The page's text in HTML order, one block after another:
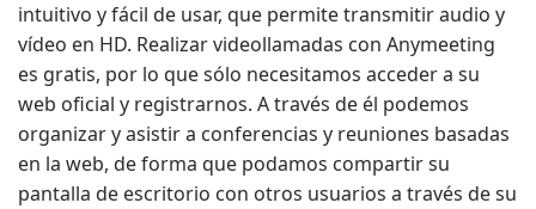
intuitivo y fácil de usar, que permite transmitir audio y
vídeo en HD. Realizar videollamadas con Anymeeting
es gratis, por lo que sólo necesitamos acceder a su
web oficial y registrarnos. A través de él podemos
organizar y asistir a conferencias y reuniones basadas
en la web, de forma que podamos compartir su
pantalla de escritorio con otros usuarios a través de su